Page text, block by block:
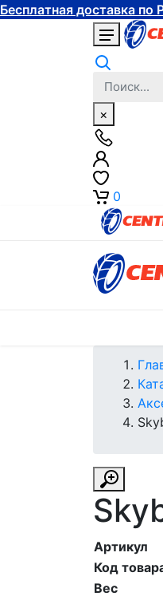
Бесплатная доставка по
×
0
Артикул
Код
Вес